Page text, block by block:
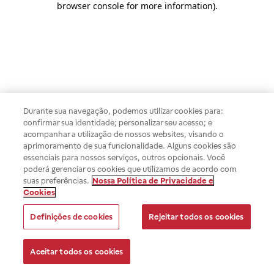
browser console for more information).
Durante sua navegação, podemos utilizar cookies para:
confirmar sua identidade; personalizar seu acesso; e
acompanhar a utilização de nossos websites, visando o
aprimoramento de sua funcionalidade. Alguns cookies são
essenciais para nossos serviços, outros opcionais. Você
poderá gerenciar os cookies que utilizamos de acordo com
suas preferências. Nossa Política de Privacidade e
Cookies
Definições de cookies Rejeitar todos os cookies
Aceitar todos os cookies